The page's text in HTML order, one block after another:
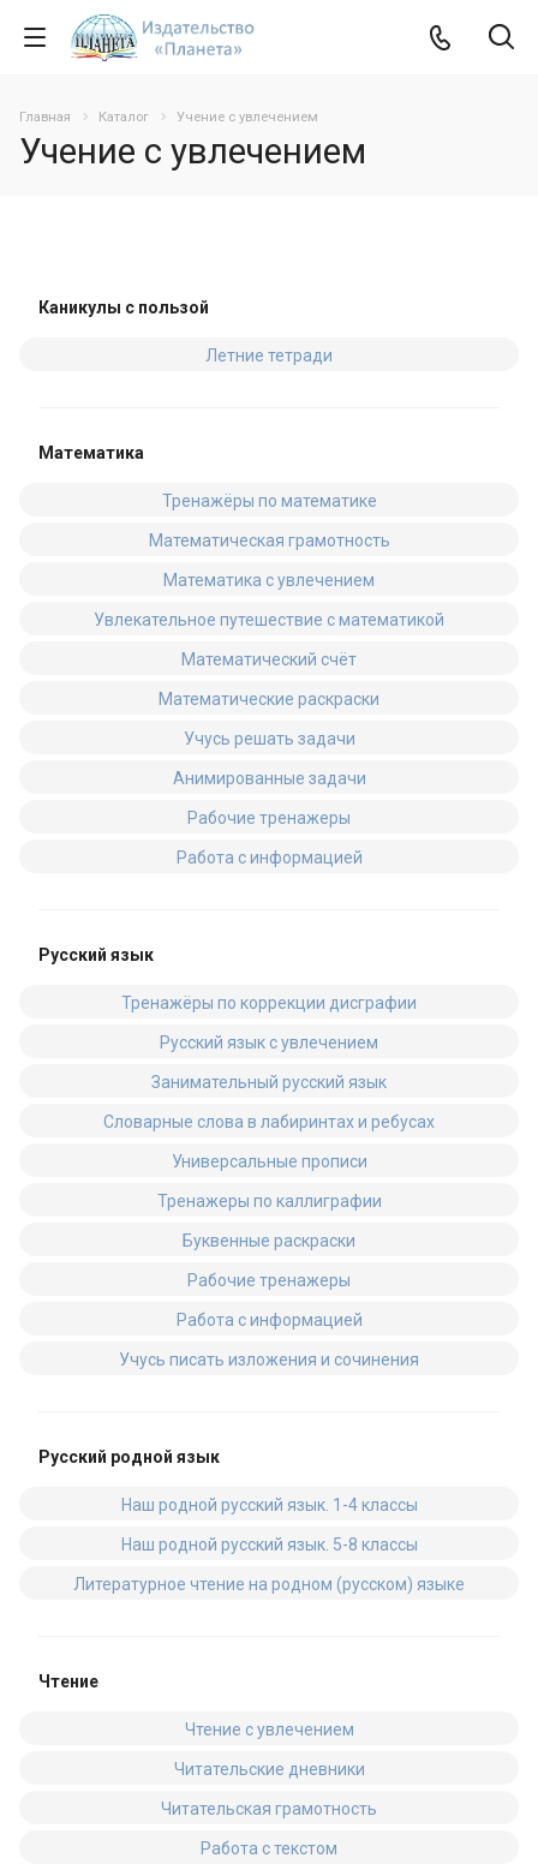
Главная Каталог Учение с увлечением
Учение с увлечением
Каникулы с пользой
Летние тетради
Математика
Тренажёры по математике
Математическая грамотность
Математика с увлечением
Увлекательное путешествие с математикой
Математический счёт
Математические раскраски
Учусь решать задачи
Анимированные задачи
Рабочие тренажеры
Работа с информацией
Русский язык
Тренажёры по коррекции дисграфии
Русский язык с увлечением
Занимательный русский язык
Словарные слова в лабиринтах и ребусах
Универсальные прописи
Тренажеры по каллиграфии
Буквенные раскраски
Рабочие тренажеры
Работа с информацией
Учусь писать изложения и сочинения
Русский родной язык
Наш родной русский язык. 1-4 классы
Наш родной русский язык. 5-8 классы
Литературное чтение на родном (русском) языке
Чтение
Чтение с увлечением
Читательские дневники
Читательская грамотность
Работа с текстом